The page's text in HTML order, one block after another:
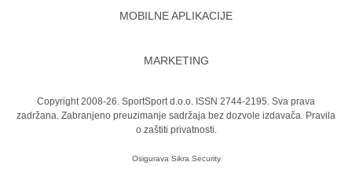
MOBILNE APLIKACIJE
MARKETING
Copyright 2008-26. SportSport d.o.o. ISSN 2744-2195. Sva prava
zadržana. Zabranjeno preuzimanje sadržaja bez dozvole izdavača. Pravila
o zaštiti privatnosti.
Osigurava Sikra Security